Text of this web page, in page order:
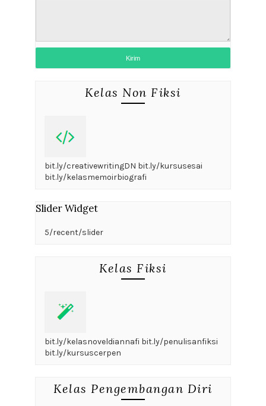
Kelas Non Fiksi
bit.ly/creativewritingDN bit.ly/kursusesai
bit.ly/kelasmemoirbiografi
Slider Widget
5/recent/slider
Kelas Fiksi
bit.ly/kelasnoveldiannafi bit.ly/penulisanfiksi
bit.ly/kursuscerpen
Kelas Pengembangan Diri